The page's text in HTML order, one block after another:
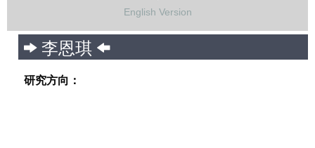
English Version
李恩琪
研究方向：